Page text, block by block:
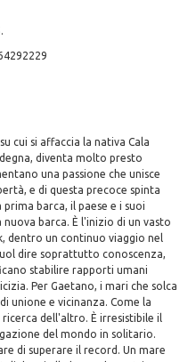
cui si affaccia la nativa Cala
diventa molto presto
una passione che unisce
e di questa precoce spinta
barca, il paese e i suoi
barca. È l'inizio di un vasto
dentro un continuo viaggio nel
dire soprattutto conoscenza,
stabilire rapporti umani
Per Gaetano, i mari che solca
unione e vicinanza. Come la
dell'altro. È irresistibile il
del mondo in solitario.
di superare il record. Un mare